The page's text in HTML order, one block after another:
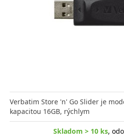
Verbatim Store 'n' Go Slider je
kapacitou 16GB, rýchlym
Skladom > 10 ks,